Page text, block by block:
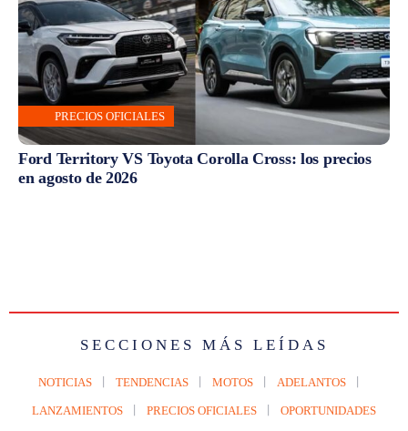
PRECIOS OFICIALES
Ford Territory VS Toyota Corolla Cross: los precios
en agosto de 2026
SECCIONES MÁS LEÍDAS
NOTICIAS TENDENCIAS MOTOS ADELANTOS
LANZAMIENTOS PRECIOS OFICIALES OPORTUNIDADES